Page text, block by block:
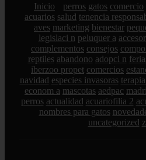
Inicio perros gatos comercio
acuarios salud tenencia
aves marketing bienestar
legislaci n peluquer a
complementos consejos
reptiles abandono adopci n
iberzoo propet comercios
navidad especies invasoras
econom a mascotas aedpac
perros actualidad acuariofilia 2
nombres para gatos
uncategorized